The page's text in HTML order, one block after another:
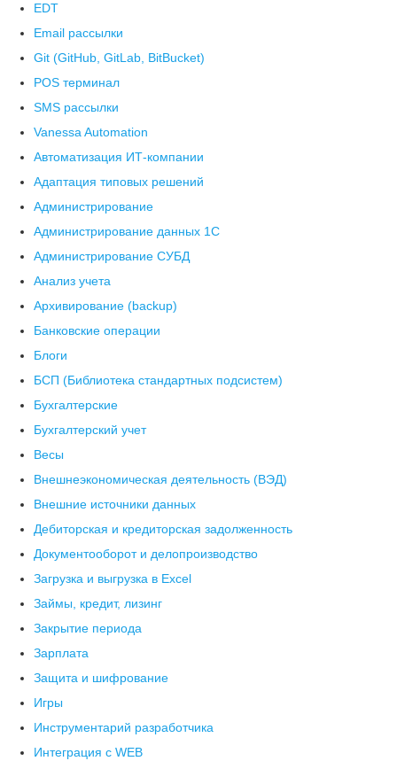
EDT
Email рассылки
Git (GitHub, GitLab, BitBucket)
POS терминал
SMS рассылки
Vanessa Automation
Автоматизация ИТ-компании
Адаптация типовых решений
Администрирование
Администрирование данных 1С
Администрирование СУБД
Анализ учета
Архивирование (backup)
Банковские операции
Блоги
БСП (Библиотека стандартных подсистем)
Бухгалтерские
Бухгалтерский учет
Весы
Внешнеэкономическая деятельность (ВЭД)
Внешние источники данных
Дебиторская и кредиторская задолженность
Документооборот и делопроизводство
Загрузка и выгрузка в Excel
Займы, кредит, лизинг
Закрытие периода
Зарплата
Защита и шифрование
Игры
Инструментарий разработчика
Интеграция с WEB